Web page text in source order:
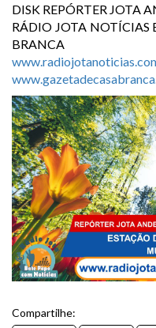
DISK REPÓRTER JOTA
RÁDIO JOTA NOTÍCIAS
BRANCA
Compartilhe: